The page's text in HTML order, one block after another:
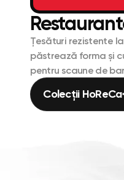
Țesături rezistente
păstrează forma și
pentru scaune de
Colecții HoReCa